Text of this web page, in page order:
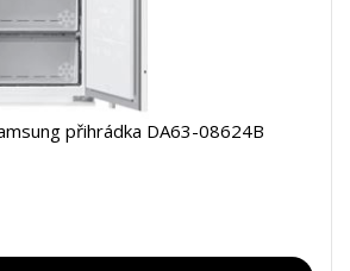
přihrádka DA63-08624B